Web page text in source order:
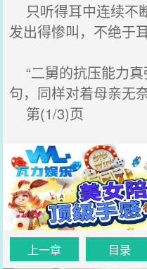
只听得耳中连续不
发出得惨叫，不绝于耳
“二舅的抗压能力真
句，同样对着母亲无
第(1/3)页
上一章 目录